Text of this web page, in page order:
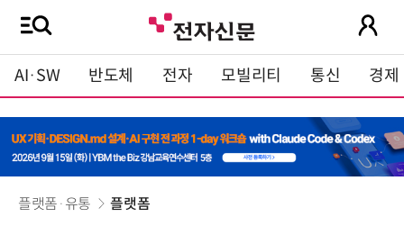
AI·SW 반도체 전자 모빌리티 통신 경제
플랫폼·유통 플랫폼